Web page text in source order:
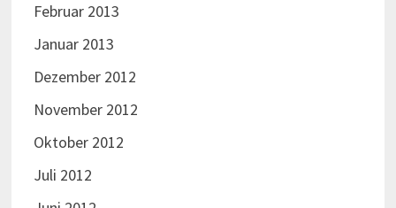
Februar 2013
Januar 2013
Dezember 2012
November 2012
Oktober 2012
Juli 2012